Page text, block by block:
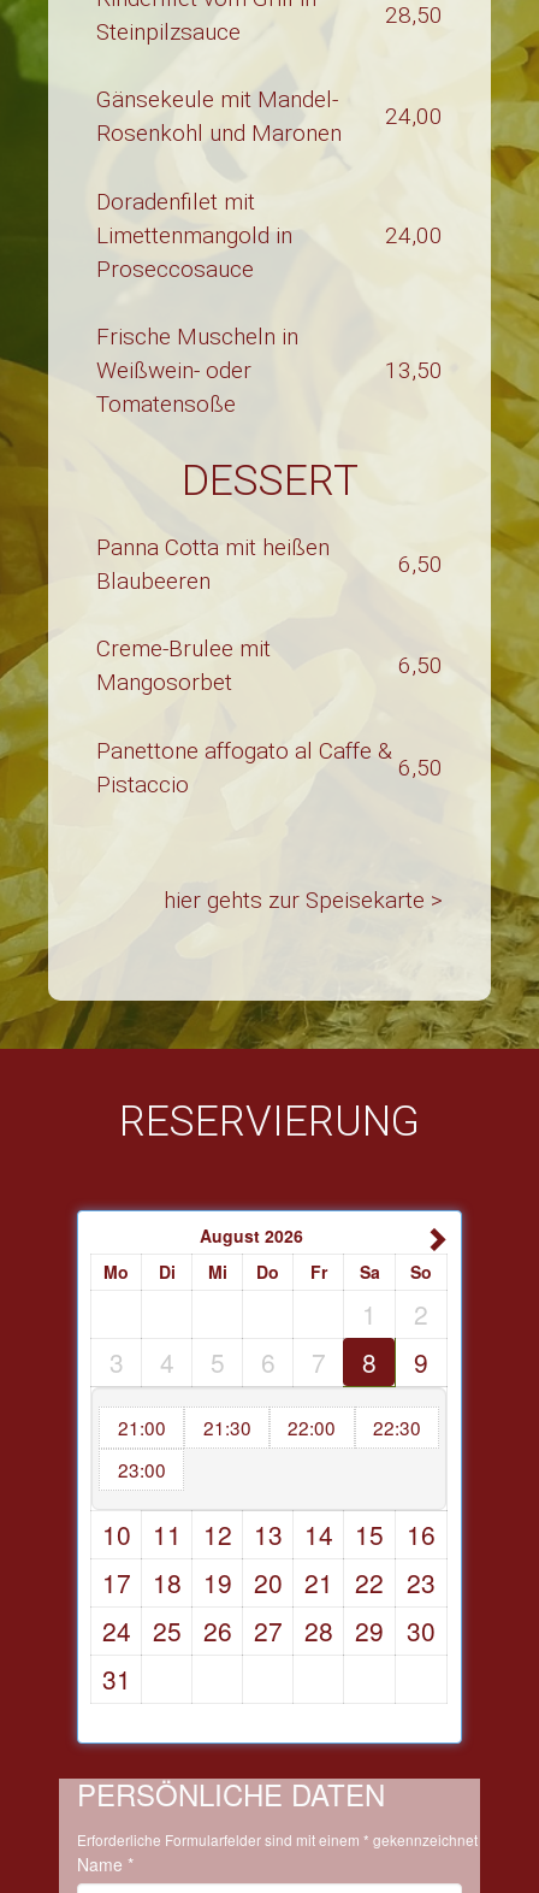
Steinpilzsauce
28,50
Gänsekeule mit Mandel-
Rosenkohl und Maronen
24,00
Doradenfilet mit
Limettenmangold in
Proseccosauce
24,00
Frische Muscheln in
Weißwein- oder
Tomatensoße
13,50
DESSERT
Panna Cotta mit heißen
Blaubeeren
6,50
Creme-Brulee mit
Mangosorbet
6,50
Panettone affogato al Caffe &
Pistaccio
6,50
hier gehts zur Speisekarte >
RESERVIERUNG
August 2026
Mo
Di Mi Do Fr Sa So
1
2
3
4 5 6 7 8 9
21:00 21:30 22:00
22:30
23:00
10 11 12 13 14 15
16
17
18 19 20 21 22
23
24
25 26 27 28 29
30
31
PERSÖNLICHE DATEN
Erforderliche Formularfelder sind mit einem * gekennzeichnet
Name *